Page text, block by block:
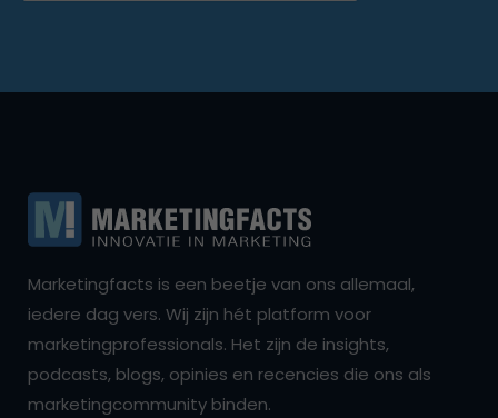
Marketingfacts is een beetje van ons allemaal,
iedere dag vers. Wij zijn hét platform voor
marketingprofessionals. Het zijn de insights,
podcasts, blogs, opinies en recencies die ons als
marketingcommunity binden.